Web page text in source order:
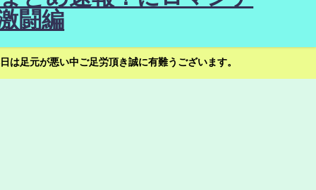
闘編
足元が悪い中ご足労頂き誠に有難うございます。